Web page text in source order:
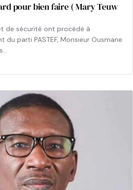
pour bien faire ( Mary Teuw
de sécurité ont procédé à
du parti PASTEF, Monsieur Ousmane